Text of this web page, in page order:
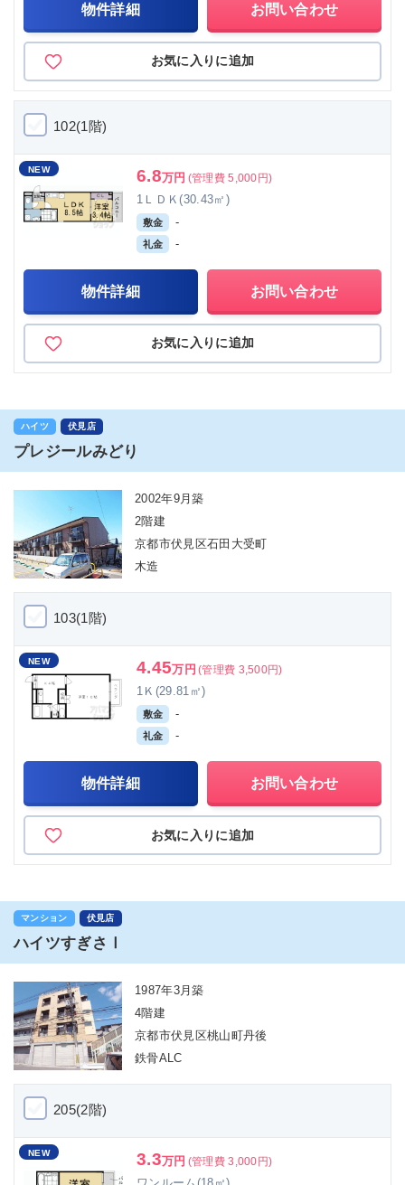
物件詳細 お問い合わせ
お気に入りに追加
102(1階)
NEW 6.8万円 (管理費 5,000円)
1ＬＤＫ(30.43㎡)
敷金 -
礼金 -
物件詳細 お問い合わせ
お気に入りに追加
ハイツ 伏見店
プレジールみどり
2002年9月築
2階建
京都市伏見区石田大受町
木造
103(1階)
NEW 4.45万円 (管理費 3,500円)
1Ｋ(29.81㎡)
敷金 -
礼金 -
物件詳細 お問い合わせ
お気に入りに追加
マンション 伏見店
ハイツすぎさⅠ
1987年3月築
4階建
京都市伏見区桃山町丹後
鉄骨ALC
205(2階)
NEW 3.3万円 (管理費 3,000円)